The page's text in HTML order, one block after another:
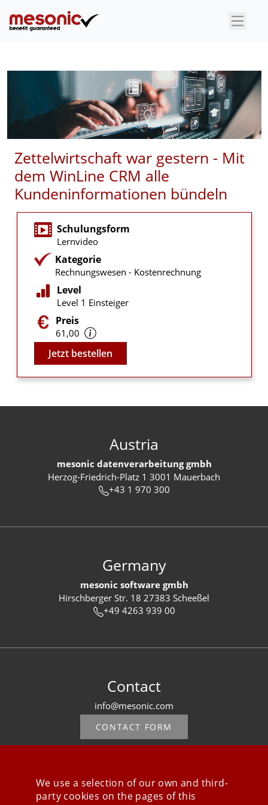
×
Zettelwirtschaft war gestern - Mit
dem WinLine CRM alle
Kundeninformationen bündeln
Schulungsform
Lernvideo
Kategorie
Rechnungswesen - Kostenrechnung
Level
Level 1 Einsteiger
Preis
61,00
Video
Jetzt bestellen
Austria
mesonic datenverarbeitung gmbh
Herzog-Friedrich-Platz 1 3001 Mauerbach
+43 1 970 300
Germany
mesonic software gmbh
Hirschberger Str. 18 27383 Scheeßel
+49 4263 939 00
Contact
info@mesonic.com
CONTACT FORM
We use a selection of our own and third-
party cookies on the pages of this